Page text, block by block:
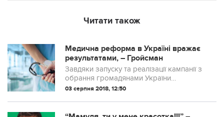
Читати також
Медична реформа в Україні вражає
результатами, – Гройсман
Завдяки запуску та реалізації кампанії з
обрання громадянами України
сімейного лікаря медики суттєво
03 серпня 2018, 12:50